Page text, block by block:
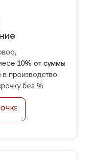
10% от суммы
в производство.
без %.